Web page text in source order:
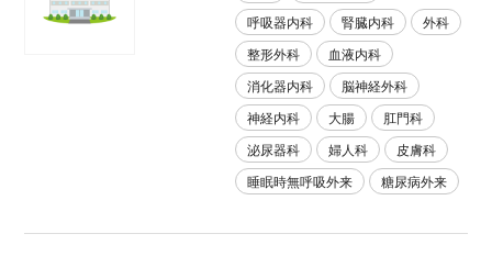
呼吸器内科
腎臓内科
外科
整形外科
血液内科
消化器内科
脳神経外科
神経内科
大腸
肛門科
泌尿器科
婦人科
皮膚科
睡眠時無呼吸外来
糖尿病外来